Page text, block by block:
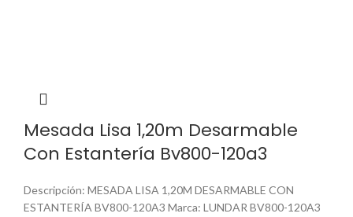
Mesada Lisa 1,20m Desarmable
Con Estantería Bv800-120a3
Descripción: MESADA LISA 1,20M DESARMABLE CON
ESTANTERÍA BV800-120A3 Marca: LUNDAR BV800-120A3